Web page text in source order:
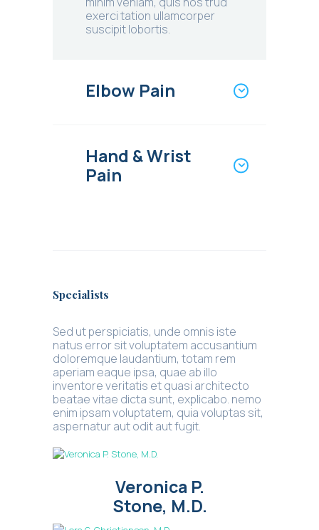
exerci tation ullamcorper
suscipit lobortis.
Elbow Pain
Hand & Wrist
Pain
Specialists
Sed ut perspiciatis, unde omnis iste
natus error sit voluptatem accusantium
doloremque laudantium, totam rem
aperiam eaque ipsa, quae ab illo
inventore veritatis et quasi architecto
beatae vitae dicta sunt, explicabo. nemo
enim ipsam voluptatem, quia voluptas sit,
aspernatur aut odit aut fugit.
Veronica P.
Stone, M.D.